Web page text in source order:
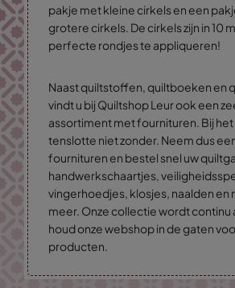
pakje met kleine cirkels en een
grotere cirkels. De cirkels zijn in 10
perfecte rondjes te appliqueren!
Naast quiltstoffen, quiltboeken en
vindt u bij Quiltshop Leur ook een
assortiment met fournituren. Bij het
tenslotte niet zonder. Neem dus
fournituren en bestel snel uw
handwerkschaartjes,
vingerhoedjes, klosjes, naalden en
meer. Onze collectie wordt continu
houd onze webshop in de gaten
producten.